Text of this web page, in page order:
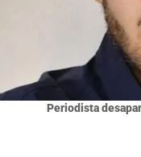
Periodista